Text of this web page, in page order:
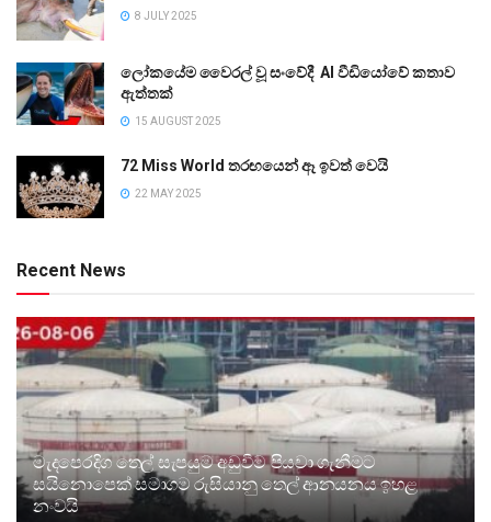
8 JULY 2025
ලෝකයේම වෛරල් වූ සංවේදී AI වීඩියෝවේ කතාව
ඇත්තක්
15 AUGUST 2025
72 Miss World තරඟයෙන් ඈ ඉවත් වෙයි
22 MAY 2025
Recent News
මැදපෙරදිග තෙල් සැපයුම අඩුවීම පියවා ගැනීමට
සයිනොපෙක් සමාගම රුසියානු තෙල් ආනයනය ඉහළ
නංවයි